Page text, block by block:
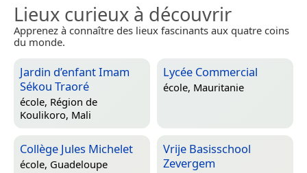
Lieux curieux à découvrir
Apprenez à connaître des lieux fascinants aux quatre coins
du monde.
Jardin d’enfant Imam
Sékou Traoré
école, Région de
Koulikoro, Mali
Lycée Commercial
école, Mauritanie
Collège Jules Michelet
école, Guadeloupe
Vrije Basisschool
Zevergem